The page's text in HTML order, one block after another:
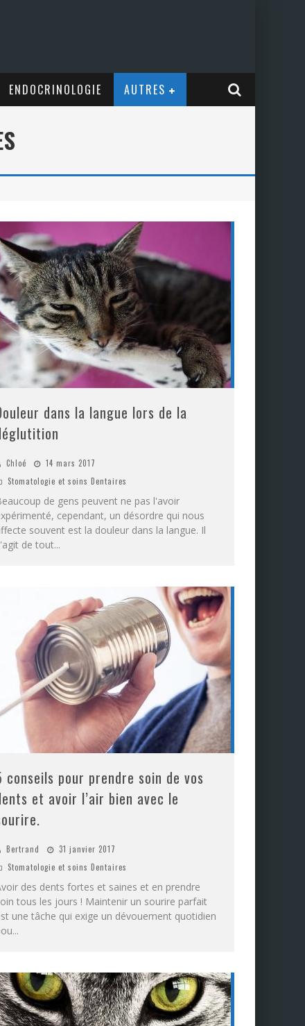
ENDOCRINOLOGIE AUTRES
dans la langue lors de la
Chloé
14 mars 2017
Stomatologie et soins Dentaires
de gens peuvent ne pas l'avoir
cependant, un désordre qui nous
souvent est la douleur dans la langue. Il
de tout...
conseils pour prendre soin de vos
et avoir l’air bien avec le
Bertrand
31 janvier 2017
Stomatologie et soins Dentaires
des dents fortes et saines et en prendre
tous les jours ! Maintenir un sourire parfait
une tâche qui exige un dévouement quotidien
...